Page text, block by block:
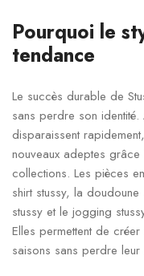
Pourquoi le
tendance
Le succès durable de
sans perdre son
disparaissent
nouveaux adeptes
collections. Les pièces
shirt stussy, la
stussy et le jogging
Elles permettent de
saisons sans perdre leur